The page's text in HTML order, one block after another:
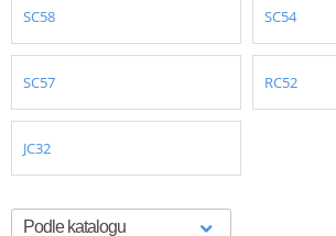
SC58 SC54
SC57 RC52
JC32